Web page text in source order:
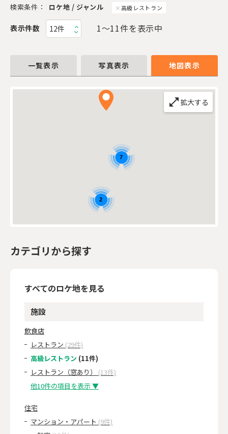
検索条件： ロケ地 / ジャンル 高級レストラン
表示件数 1〜11件を表示中
一覧表示 写真表示 地図表示
open_in_full 拡大する
7
2
カテゴリから探す
すべてのロケ地を見る
施設
飲食店
レストラン (29件)
高級レストラン (11件)
レストラン（窓あり） (13件)
他10件の項目を表示 ▼
住宅
マンション・アパート (9件)